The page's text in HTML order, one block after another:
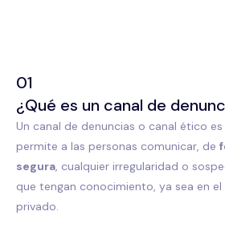
01
¿Qué es un canal de
Un canal de denuncias o canal ético
permite a las personas comunicar, de
segura, cualquier irregularidad o
que tengan conocimiento, ya sea en
privado.